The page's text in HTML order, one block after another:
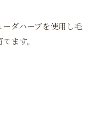
ダハーブを使用し毛
ます。